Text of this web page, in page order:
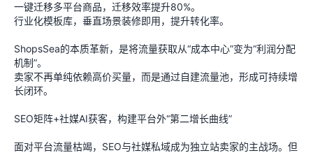
一键迁移多平台商品，迁移效率提升80%。
行业化模板库，垂直场景装修即用，提升转化率。
ShopsSea的本质革新，是将流量获取从“成本中心”变为“利润分配
机制”。
卖家不再单纯依赖高价买量，而是通过自建流量池，形成可持续增
长闭环。
SEO矩阵+社媒AI获客，构建平台外“第二增长曲线”
面对平台流量枯竭，SEO与社媒私域成为独立站卖家的主战场。但